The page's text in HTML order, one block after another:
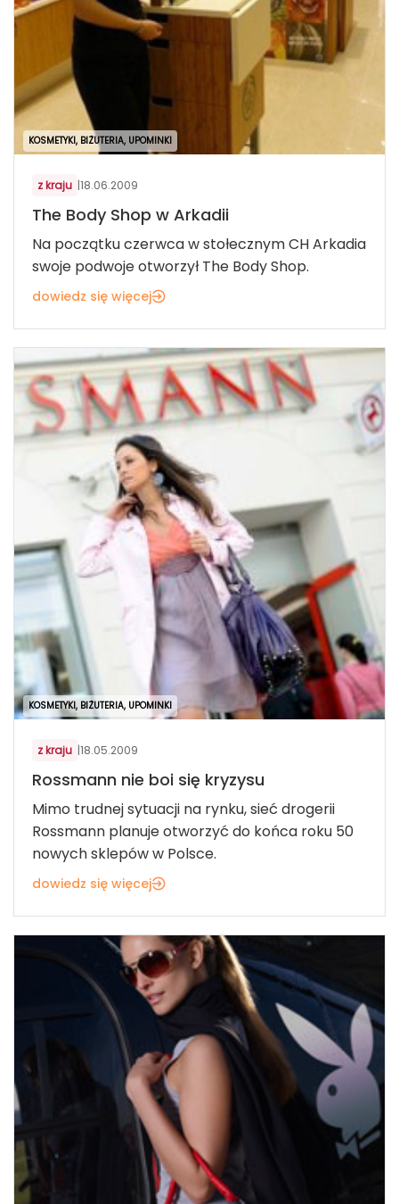
KOSMETYKI, BIŻUTERIA, UPOMINKI
z kraju |18.06.2009
The Body Shop w Arkadii
Na początku czerwca w stołecznym CH Arkadia
swoje podwoje otworzył The Body Shop.
dowiedz się więcej
KOSMETYKI, BIŻUTERIA, UPOMINKI
z kraju |18.05.2009
Rossmann nie boi się kryzysu
Mimo trudnej sytuacji na rynku, sieć drogerii
Rossmann planuje otworzyć do końca roku 50
nowych sklepów w Polsce.
dowiedz się więcej